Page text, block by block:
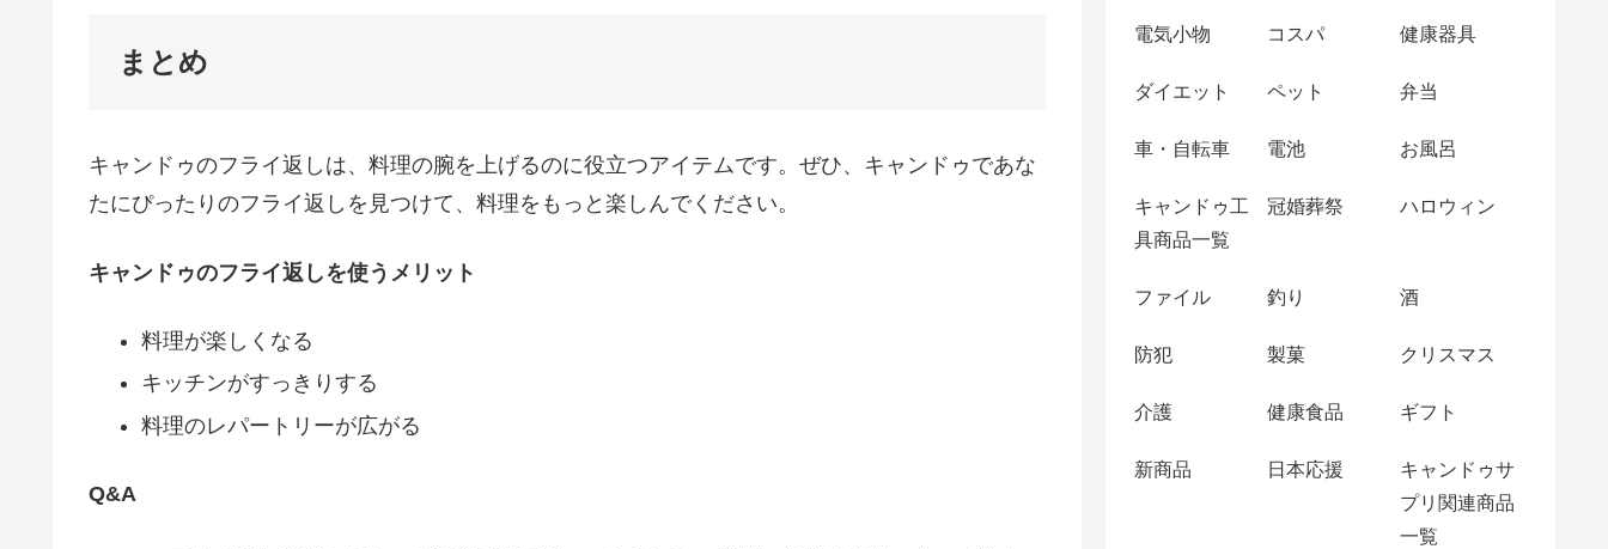
まとめ
キャンドゥのフライ返しは、料理の腕を上げるのに役立つアイテムです。ぜひ、キャンドゥであな
たにぴったりのフライ返しを見つけて、料理をもっと楽しんでください。
キャンドゥのフライ返しを使うメリット
料理が楽しくなる
キッチンがすっきりする
料理のレパートリーが広がる
Q&A
電気小物 コスパ 健康器具
ダイエット ペット 弁当
車・自転車 電池 お風呂
キャンドゥ工
具商品一覧
冠婚葬祭 ハロウィン
ファイル 釣り 酒
防犯 製菓 クリスマス
介護 健康食品 ギフト
新商品 日本応援
キャンドゥサ
プリ関連商品
一覧